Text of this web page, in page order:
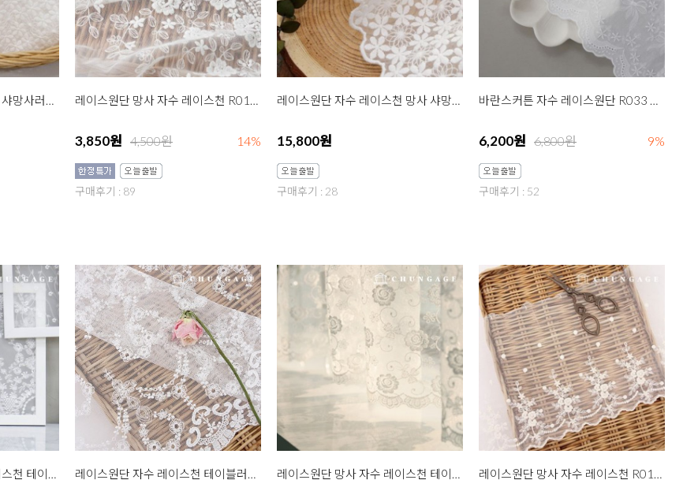
레이스원단 자수 레이스천 샤망사러너 잔꽃 소 2종 레이스원단 망사 자수 레이스천 R016 페이즐플라워 대 백아이
3,850원 4,500원 14%
구매후기 : 89
레이스원단 자수 레이스천 망사 샤망사러너 잔꽃 대 2종
15,800원
구매후기 : 28
바란스커튼 자수 레이스원단 R033 왈츠 화이트
6,200원 6,800원 9%
구매후기 : 52
레이스원단 망사 자수 레이스천 테이블러너 R007 거울액자 백아이 레이스원단 자수 레이스천 테이블러너 R004 장미리스 백아이보리 레이스원단 망사 자수 레이스천 테이블러너 R006 로즈플라워 백아이 레이스원단 망사 자수 레이스천 R014 로지아 내츄럴